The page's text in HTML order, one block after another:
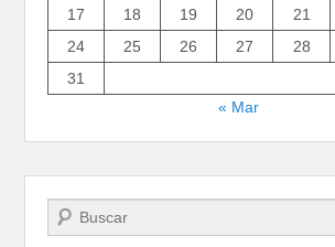
17
18 19 20 21
24
25 26 27 28
31
« Mar
Buscar